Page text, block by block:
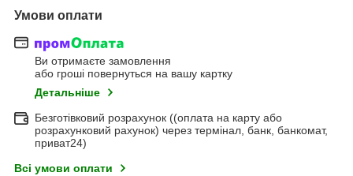
Умови оплати
Ви отримаєте замовлення
або гроші повернуться на вашу картку
Детальніше
Безготівковий розрахунок ((оплата на карту або
розрахунковий рахунок) через термінал, банк, банкомат,
приват24)
Всі умови оплати